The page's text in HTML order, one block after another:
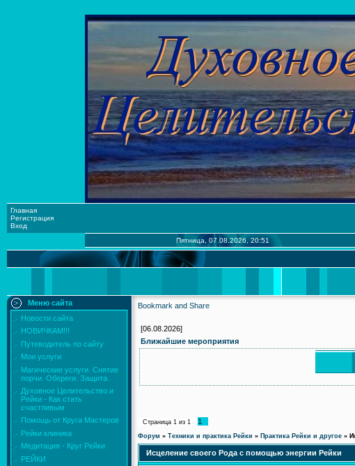
Главная
Регистрация
Вход
Пятница, 07.08.2026, 20:51
Меню сайта
Новости сайта
НОВИЧКАМ!!!
Путеводитель по сайту
Мои услуги
Магические услуги. Снятие
порчи. Обереги. Защита.
Духовное Целительство и
Рейки - Как стать
счастливым
Помощь от Круга Мастеров
Рейки клиника
Медитация - Круг Рейки
РЕЙКИ
[06.08.2026]
Ближайшие мероприятия
Страница 1 из 1 1
Форум » Техники и практика Рейки » Практика Рейки и другое »
Исцеление своего Рода с помощью энергии Рейки